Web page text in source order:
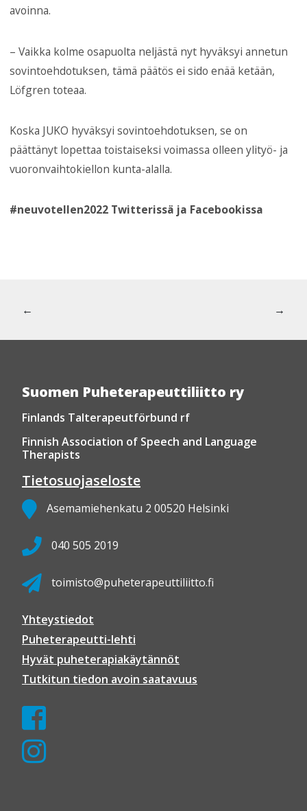
avoinna.
– Vaikka kolme osapuolta neljästä nyt hyväksyi annetun
sovintoehdotuksen, tämä päätös ei sido enää ketään,
Löfgren toteaa.
Koska JUKO hyväksyi sovintoehdotuksen, se on
päättänyt lopettaa toistaiseksi voimassa olleen ylityö- ja
vuoronvaihtokiellon kunta-alalla.
#neuvotellen2022 Twitterissä ja Facebookissa
selaus
← →
Suomen Puheterapeuttiliitto ry
Finlands Talterapeutförbund rf
Finnish Association of Speech and Language
Therapists
Tietosuojaseloste
Asemamiehenkatu 2 00520 Helsinki
040 505 2019
toimisto@puheterapeuttiliitto.fi
Yhteystiedot
Puheterapeutti-lehti
Hyvät puheterapiakäytännöt
Tutkitun tiedon avoin saatavuus